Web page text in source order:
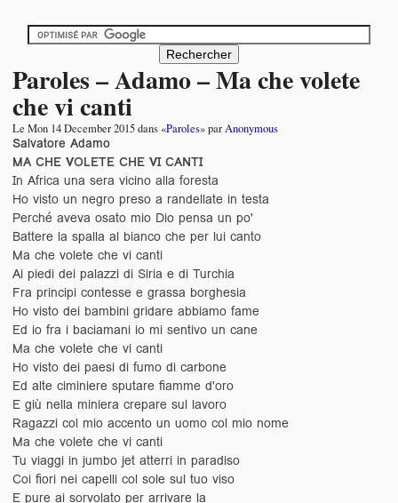
Paroles – Adamo – Ma che volete
che vi canti
Le Mon 14 December 2015dans «Paroles» parAnonymous
Salvatore Adamo
MA CHE VOLETE CHE VI CANTI
In Africa una sera vicino alla foresta
Ho visto un negro preso a randellate in testa
Perché aveva osato mio Dio pensa un po'
Battere la spalla al bianco che per lui canto
Ma che volete che vi canti
Ai piedi dei palazzi di Siria e di Turchia
Fra principi contesse e grassa borghesia
Ho visto dei bambini gridare abbiamo fame
Ed io fra i baciamani io mi sentivo un cane
Ma che volete che vi canti
Ho visto dei paesi di fumo di carbone
Ed alte ciminiere sputare fiamme d'oro
E giù nella miniera crepare sul lavoro
Ragazzi col mio accento un uomo col mio nome
Ma che volete che vi canti
Tu viaggi in jumbo jet atterri in paradiso
Coi fiori nei capelli col sole sul tuo viso
E pure ai sorvolato per arrivare la